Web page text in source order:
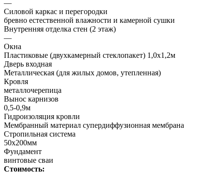
—
Силовой каркас и перегородки
бревно естественной влажности и камерной сушки
Внутренняя отделка стен (2 этаж)
—
Окна
Пластиковые (двухкамерный стеклопакет) 1,0х1,2м
Дверь входная
Металлическая (для жилых домов, утепленная)
Кровля
металлочерепица
Вынос карнизов
0,5-0,9м
Гидроизоляция кровли
Мембранный материал супердиффузионная мембрана
Стропильная система
50х200мм
Фундамент
винтовые сваи
Стоимость: